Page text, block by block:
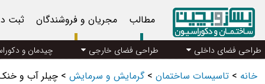
مطالب مجریان و فروشندگان ثبت
طراحی فضای داخلی طراحی فضای خارجی چیدمان و
خانه > تاسیسات ساختمان >گرمایش و سرمایش > چیلر آب و